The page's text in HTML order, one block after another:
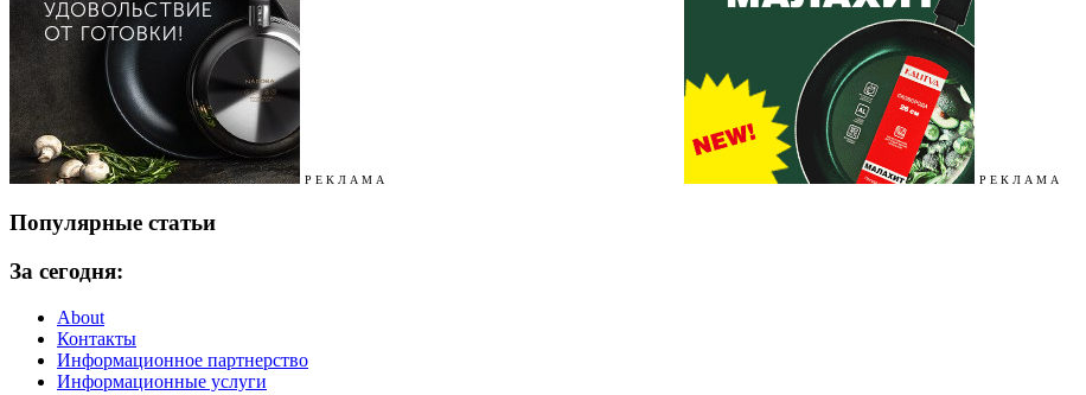
Р Е К Л А М А Р Е К Л А М А
Популярные статьи
За сегодня:
About
Контакты
Информационное партнерство
Информационные услуги